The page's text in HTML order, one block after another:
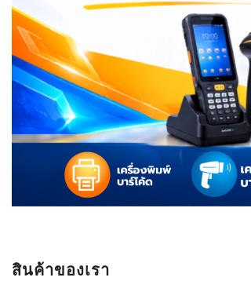
สินค้าของเรา